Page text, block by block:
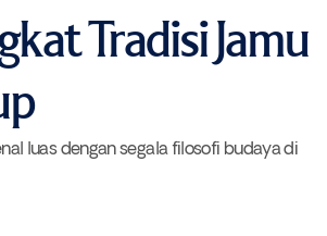
Tradisi Jamu
luas dengan segala filosofi budaya di